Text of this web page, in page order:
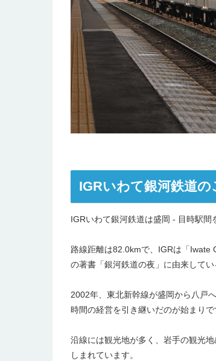
IGRいわて銀河鉄道の
IGRいわて銀河鉄道は盛岡 - 目時駅間
路線距離は82.0kmで、IGRは「Iwate
の著書「銀河鉄道の夜」に由来してい
2002年、東北新幹線が盛岡から八戸
時間の経営を引き継いだのが始まりで
沿線には観光地が多く、岩手の観光
しまれています。